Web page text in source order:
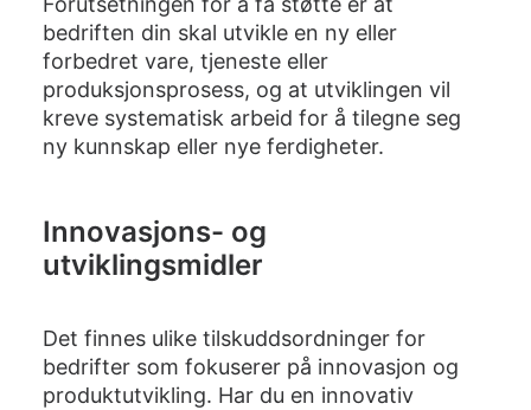
bedriften din skal utvikle en ny eller
forbedret vare, tjeneste eller
produksjonsprosess, og at utviklingen vil
kreve systematisk arbeid for å tilegne seg
ny kunnskap eller nye ferdigheter.
Innovasjons- og
utviklingsmidler
Det finnes ulike tilskuddsordninger for
bedrifter som fokuserer på innovasjon og
produktutvikling. Har du en innovativ